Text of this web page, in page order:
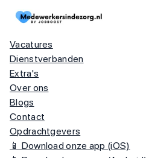
Vacatures
Dienstverbanden
Extra's
Over ons
Blogs
Contact
Opdrachtgevers
📱 Download onze app (iOS)